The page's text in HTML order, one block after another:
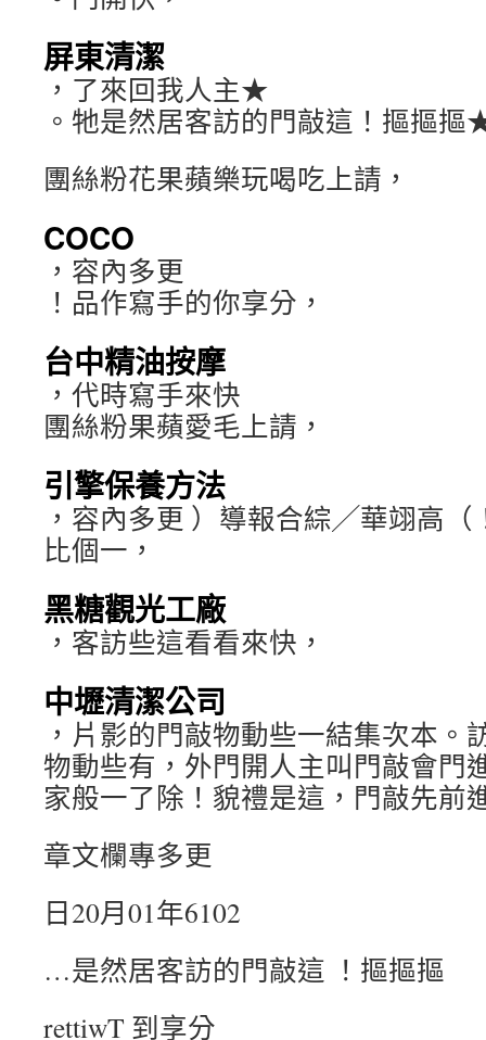
屏東清潔
，了來回我人主★
。牠是然居客訪的門敲這！摳摳摳
團絲粉花果蘋樂玩喝吃上請，
COCO
，容內多更
！品作寫手的你享分，
台中精油按摩
，代時寫手來快
團絲粉果蘋愛毛上請，
引擎保養方法
，容內多更 ）導報合綜╱華翊高（
比個一，
黑糖觀光工廠
，客訪些這看看來快，
中壢清潔公司
，片影的門敲物動些一結集次本。
物動些有，外門開人主叫門敲會門
家般一了除！貌禮是這，門敲先前
章文欄專多更
日20月01年6102
…是然居客訪的門敲這 ！摳摳摳
rettiwT 到享分